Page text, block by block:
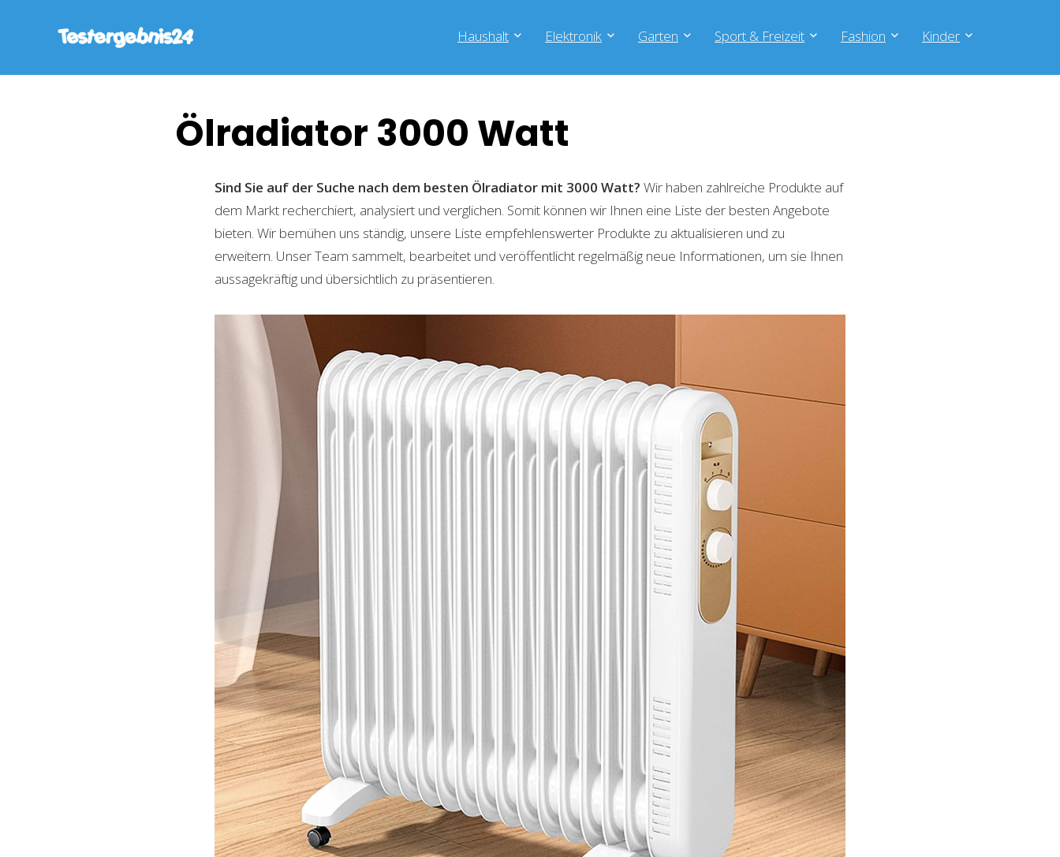
Haushalt Elektronik Garten Sport & Freizeit Fashion Kinder
Ölradiator 3000 Watt
Sind Sie auf der Suche nach dem besten Ölradiator mit 3000 Watt? Wir haben zahlreiche Produkte auf
dem Markt recherchiert, analysiert und verglichen. Somit können wir Ihnen eine Liste der besten Angebote
bieten. Wir bemühen uns ständig, unsere Liste empfehlenswerter Produkte zu aktualisieren und zu
erweitern. Unser Team sammelt, bearbeitet und veröffentlicht regelmäßig neue Informationen, um sie Ihnen
aussagekräftig und übersichtlich zu präsentieren.